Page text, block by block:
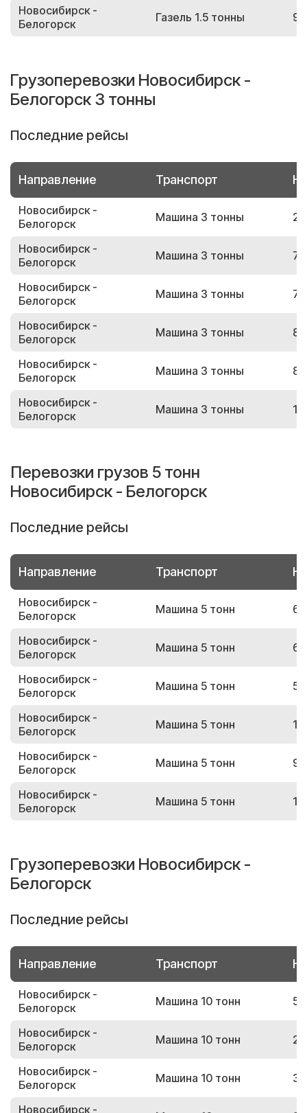
Новосибирск -
Белогорск
Газель 1.5 тонны
Грузоперевозки Новосибирск -
Белогорск 3 тонны
Последние рейсы
Направление Транспорт
Новосибирск -
Белогорск
Машина 3 тонны
Новосибирск -
Белогорск
Машина 3 тонны
Новосибирск -
Белогорск
Машина 3 тонны
Новосибирск -
Белогорск
Машина 3 тонны
Новосибирск -
Белогорск
Машина 3 тонны
Новосибирск -
Белогорск
Машина 3 тонны
Перевозки грузов 5 тонн
Новосибирск - Белогорск
Последние рейсы
Направление Транспорт
Новосибирск -
Белогорск
Машина 5 тонн
Новосибирск -
Белогорск
Машина 5 тонн
Новосибирск -
Белогорск
Машина 5 тонн
Новосибирск -
Белогорск
Машина 5 тонн
Новосибирск -
Белогорск
Машина 5 тонн
Новосибирск -
Белогорск
Машина 5 тонн
Грузоперевозки Новосибирск -
Белогорск
Последние рейсы
Направление Транспорт
Новосибирск -
Белогорск
Машина 10 тонн
Новосибирск -
Белогорск
Машина 10 тонн
Новосибирск -
Белогорск
Машина 10 тонн
Новосибирск -